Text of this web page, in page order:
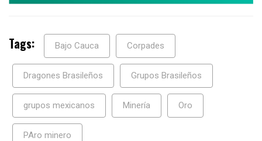
Tags: Bajo Cauca Corpades
Dragones Brasileños Grupos Brasileños
grupos mexicanos Minería Oro
PAro minero